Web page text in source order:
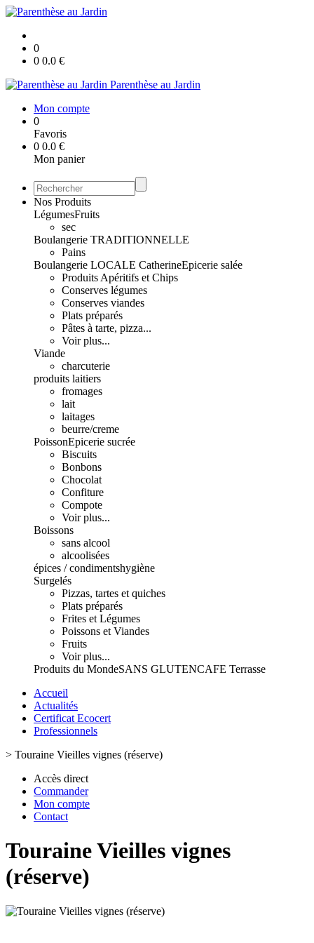
0
0 0.0 €
Parenthèse au Jardin
Mon compte
0
Favoris
0 0.0 €
Mon panier
Nos Produits
LégumesFruits
sec
Boulangerie TRADITIONNELLE
Pains
Boulangerie LOCALE CatherineEpicerie salée
Produits Apéritifs et Chips
Conserves légumes
Conserves viandes
Plats préparés
Pâtes à tarte, pizza...
Voir plus...
Viande
charcuterie
produits laitiers
fromages
lait
laitages
beurre/creme
PoissonEpicerie sucrée
Biscuits
Bonbons
Chocolat
Confiture
Compote
Voir plus...
Boissons
sans alcool
alcoolisées
épices / condimentshygiène
Surgelés
Pizzas, tartes et quiches
Plats préparés
Frites et Légumes
Poissons et Viandes
Fruits
Voir plus...
Produits du MondeSANS GLUTENCAFE Terrasse
Accueil
Actualités
Certificat Ecocert
Professionnels
> Touraine Vieilles vignes (réserve)
Accès direct
Commander
Mon compte
Contact
Touraine Vieilles vignes
(réserve)